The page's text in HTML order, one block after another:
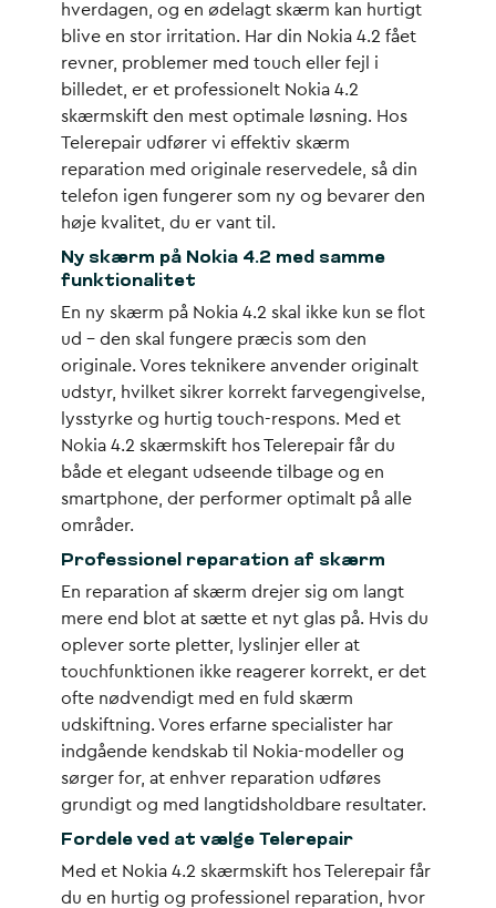
hverdagen, og en ødelagt skærm kan hurtigt
blive en stor irritation. Har din Nokia 4.2 fået
revner, problemer med touch eller fejl i
billedet, er et professionelt Nokia 4.2
skærmskift den mest optimale løsning. Hos
Telerepair udfører vi effektiv skærm
reparation med originale reservedele, så din
telefon igen fungerer som ny og bevarer den
høje kvalitet, du er vant til.
Ny skærm på Nokia 4.2 med samme
funktionalitet
En ny skærm på Nokia 4.2 skal ikke kun se flot
ud – den skal fungere præcis som den
originale. Vores teknikere anvender originalt
udstyr, hvilket sikrer korrekt farvegengivelse,
lysstyrke og hurtig touch-respons. Med et
Nokia 4.2 skærmskift hos Telerepair får du
både et elegant udseende tilbage og en
smartphone, der performer optimalt på alle
områder.
Professionel reparation af skærm
En reparation af skærm drejer sig om langt
mere end blot at sætte et nyt glas på. Hvis du
oplever sorte pletter, lyslinjer eller at
touchfunktionen ikke reagerer korrekt, er det
ofte nødvendigt med en fuld skærm
udskiftning. Vores erfarne specialister har
indgående kendskab til Nokia-modeller og
sørger for, at enhver reparation udføres
grundigt og med langtidsholdbare resultater.
Fordele ved at vælge Telerepair
Med et Nokia 4.2 skærmskift hos Telerepair får
du en hurtig og professionel reparation, hvor